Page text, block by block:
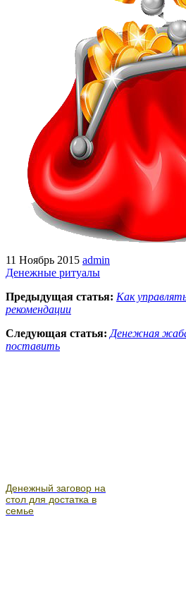
11 Ноябрь 2015 admin
Денежные ритуалы
Предыдущая статья: Как
рекомендации
Следующая статья: Денежная
поставить
Денежный заговор на
стол для достатка в
семье